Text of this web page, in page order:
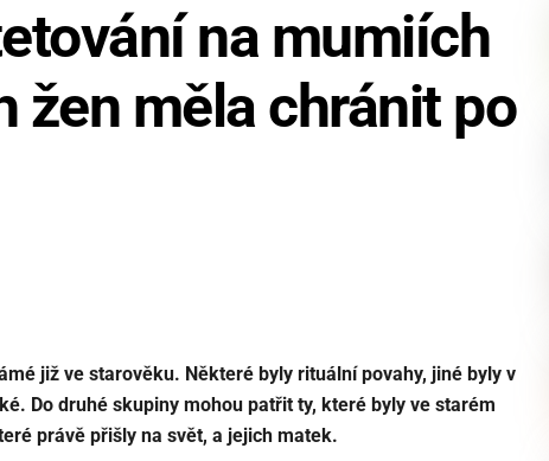
na mumiích
žen měla chránit po
již ve starověku. Některé byly rituální povahy, jiné byly v
Do druhé skupiny mohou patřit ty, které byly ve starém
právě přišly na svět, a jejich matek.